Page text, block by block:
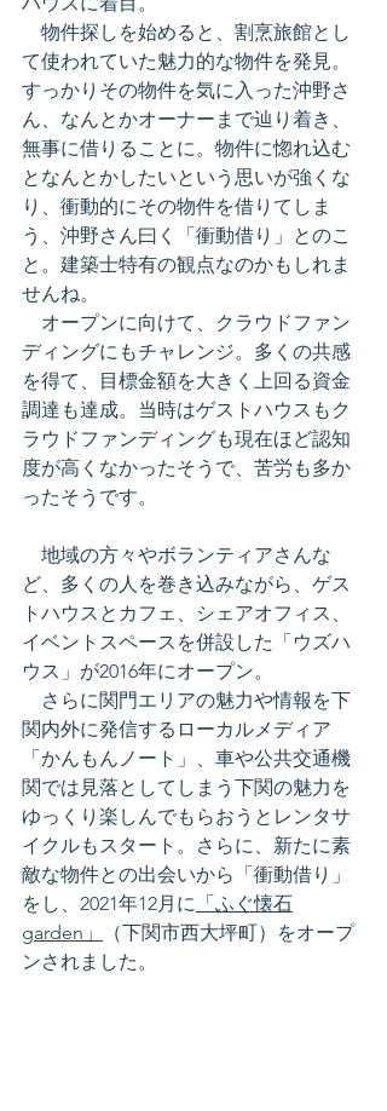
物件探しを始めると、割烹旅館とし
て使われていた魅力的な物件を発見。
すっかりその物件を気に入った沖野さ
ん、なんとかオーナーまで辿り着き、
無事に借りることに。物件に惚れ込む
となんとかしたいという思いが強くな
り、衝動的にその物件を借りてしま
う、沖野さん曰く「衝動借り」とのこ
と。建築士特有の観点なのかもしれま
せんね。
オープンに向けて、クラウドファン
ディングにもチャレンジ。多くの共感
を得て、目標金額を大きく上回る資金
調達も達成。当時はゲストハウスもク
ラウドファンディングも現在ほど認知
度が高くなかったそうで、苦労も多か
ったそうです。
地域の方々やボランティアさんな
ど、多くの人を巻き込みながら、ゲス
トハウスとカフェ、シェアオフィス、
イベントスペースを併設した「ウズハ
ウス」が2016年にオープン。
さらに関門エリアの魅力や情報を下
関内外に発信するローカルメディア
「かんもんノート」、車や公共交通機
関では見落としてしまう下関の魅力を
ゆっくり楽しんでもらおうとレンタサ
イクルもスタート。さらに、新たに素
敵な物件との出会いから「衝動借り」
をし、2021年12月に 「ふぐ懐石
garden」
（下関市西大坪町）をオープ
ンされました。